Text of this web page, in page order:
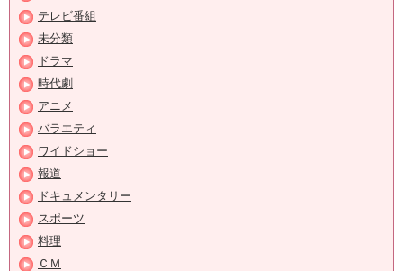
テレビ番組
未分類
ドラマ
時代劇
アニメ
バラエティ
ワイドショー
報道
ドキュメンタリー
スポーツ
料理
ＣＭ